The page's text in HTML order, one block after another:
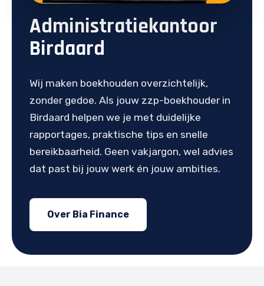
Administratiekantoor
Birdaard
Wij maken boekhouden overzichtelijk,
zonder gedoe. Als jouw zzp-boekhouder in
Birdaard helpen we je met duidelijke
rapportages, praktische tips en snelle
bereikbaarheid. Geen vakjargon, wel advies
dat past bij jouw werk én jouw ambities.
Over Bia Finance